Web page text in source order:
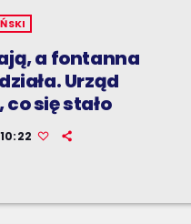
a fontanna
Urząd
się stało